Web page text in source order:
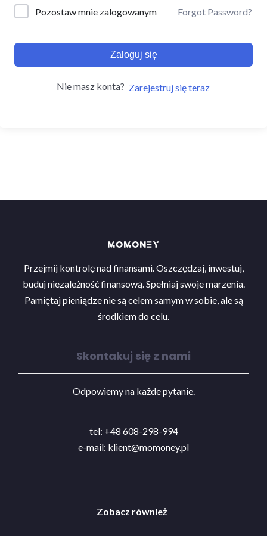
Pozostaw mnie zalogowanym Forgot Password?
Zaloguj się
Nie masz konta? Zarejestruj się teraz
Przejmij kontrolę nad finansami. Oszczędzaj, inwestuj,
buduj niezależność finansową. Spełniaj swoje marzenia.
Pamiętaj pieniądze nie są celem samym w sobie, ale są
środkiem do celu.
Skontakuj się z nami
Odpowiemy na każde pytanie.
tel: +48 608-298-994
e-mail: klient@momoney.pl
Zobacz również